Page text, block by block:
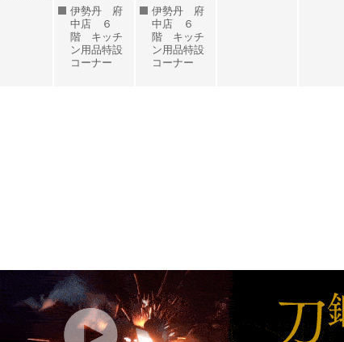
伊勢丹 府
中店 ６
階 キッチ
ン用品特設
コーナー
伊勢丹 府
中店 ６
階 キッチ
ン用品特設
コーナー